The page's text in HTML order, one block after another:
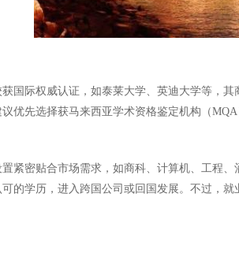
国际权威认证，如泰莱大学、英迪大学等，
优先选择获马来西亚学术资格鉴定机构（
紧密贴合市场需求，如商科、计算机、工程
的学历，进入跨国公司或回国发展。不过，